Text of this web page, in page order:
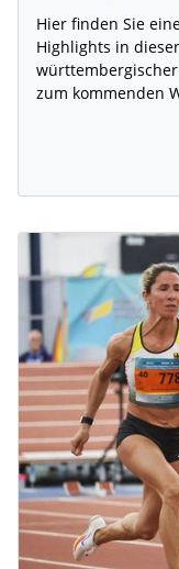
Hier finden Sie
Highlights in
zum kommenden